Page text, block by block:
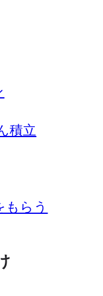
積立
もらう